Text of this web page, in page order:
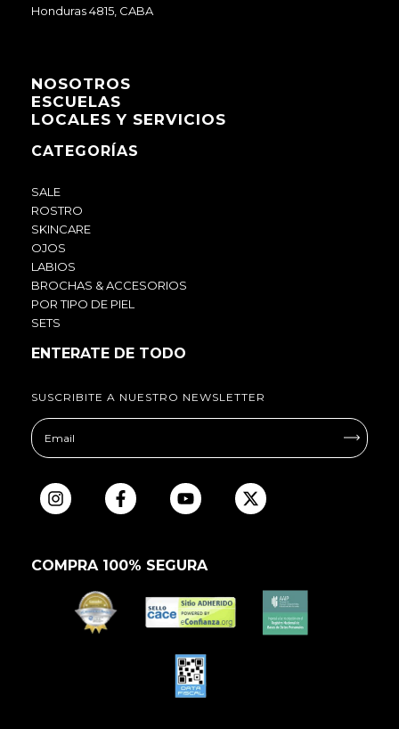
Honduras 4815, CABA
NOSOTROS
ESCUELAS
LOCALES Y SERVICIOS
CATEGORÍAS
SALE
ROSTRO
SKINCARE
OJOS
LABIOS
BROCHAS & ACCESORIOS
POR TIPO DE PIEL
SETS
ENTERATE DE TODO
SUSCRIBITE A NUESTRO NEWSLETTER
COMPRA 100% SEGURA